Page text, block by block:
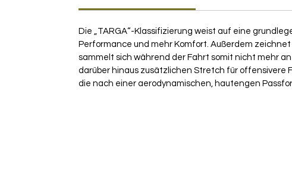
Die „TARGA“-Klassifizierung weist auf eine
Performance und mehr Komfort. Außerdem
sammelt sich während der Fahrt somit nicht mehr
darüber hinaus zusätzlichen Stretch für offensivere
die nach einer aerodynamischen, hautengen